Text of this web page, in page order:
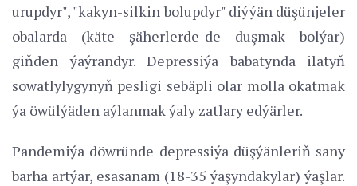
urupdyr", "kakyn-silkin bolupdyr" diýýän düşünjeler
obalarda (käte şäherlerde-de duşmak bolýar)
giňden ýaýrandyr. Depressiýa babatynda ilatyň
sowatlylygynyň pesligi sebäpli olar molla okatmak
ýa öwülýäden aýlanmak ýaly zatlary edýärler.
Pandemiýa döwründe depressiýa düşýänleriň sany
barha artýar, esasanam (18-35 ýaşyndakylar) ýaşlar.